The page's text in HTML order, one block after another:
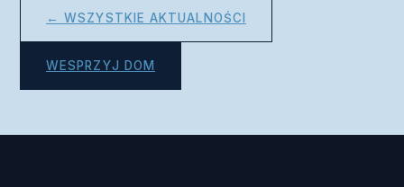
← WSZYSTKIE AKTUALNOŚCI
WESPRZYJ DOM